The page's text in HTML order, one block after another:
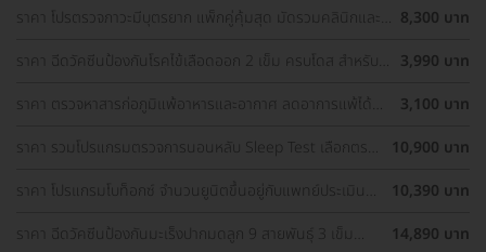
ราคา โปรตรวจภาวะมีบุตรยาก แพ็กคู่คุ้มสุด มัดรวมคลินิกและ
8,300 บาท
ราคา ฉีดวัคซีนป้องกันโรคไข้เลือดออก 2 เข็ม ครบโดส สำหรับผู้ 3,990 บาท
ราคา ตรวจหาสารก่อภูมิแพ้อาหารและอากาศ ลดอาการแพ้ได้
3,100 บาท
ราคา รวมโปรแกรมตรวจการนอนหลับ Sleep Test เลือกตรวจ
10,900 บาท
ราคา ​โปรแกรมโบท็อกซ์ จำนวนยูนิตขึ้นอยู่กับแพทย์ประเมิน
10,390 บาท
ราคา ฉีดวัคซีนป้องกันมะเร็งปากมดลูก 9 สายพันธุ์ 3 เข็ม
14,890 บาท